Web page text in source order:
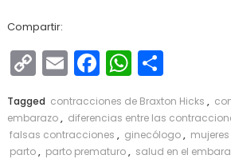
Compartir:
Copy
Link
EmailFacebook
Tagged contracciones de Braxton Hicks ,
embarazo, diferencias entre las
falsas contracciones , ginecólogo,
parto, parto prematuro, salud en el